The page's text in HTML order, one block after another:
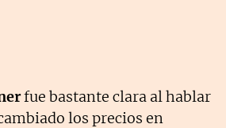
fue bastante clara al hablar
los precios en